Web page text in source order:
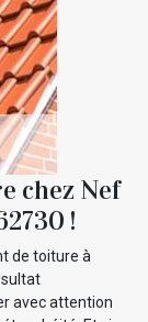
chez Nef
!
de toiture à
avec attention